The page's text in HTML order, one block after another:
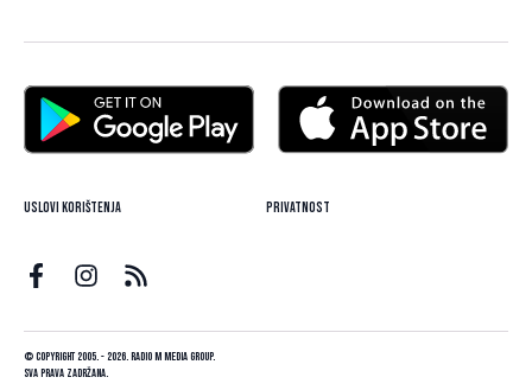
Uslovi korištenja Privatnost
© Copyright 2005. - 2026. Radio M Media Group.
Sva prava zadržana.